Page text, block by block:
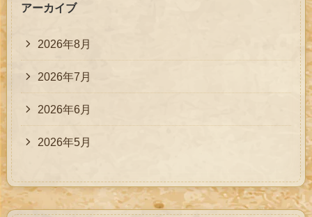
アーカイブ
2026年8月
2026年7月
2026年6月
2026年5月